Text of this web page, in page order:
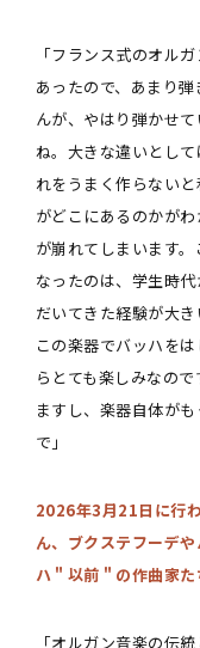
「フランス式のオル
あったので、あまり
んが、やはり弾かせ
ね。大きな違いとし
れをうまく作らない
がどこにあるのかが
が崩れてしまいます
なったのは、学生時
だいてきた経験が大
この楽器でバッハを
らとても楽しみなの
ますし、楽器自体が
で」
2026年3月21日に行
ん、ブクステフーデ
ハ＂以前＂の作曲家た
「オルガン音楽の伝